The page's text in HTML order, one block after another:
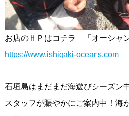
お店のＨＰはコチラ 「オーシャン
https://www.ishigaki-oceans.com
石垣島はまだまだ海遊びシーズン
スタッフが賑やかにご案内中！海